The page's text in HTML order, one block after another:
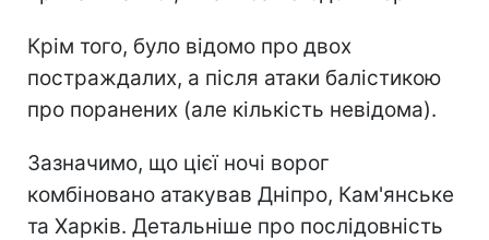
Крім того, було відомо про двох
постраждалих, а після атаки балістикою
про поранених (але кількість невідома).
Зазначимо, що цієї ночі ворог
комбіновано атакував Дніпро, Кам'янське
та Харків. Детальніше про послідовність